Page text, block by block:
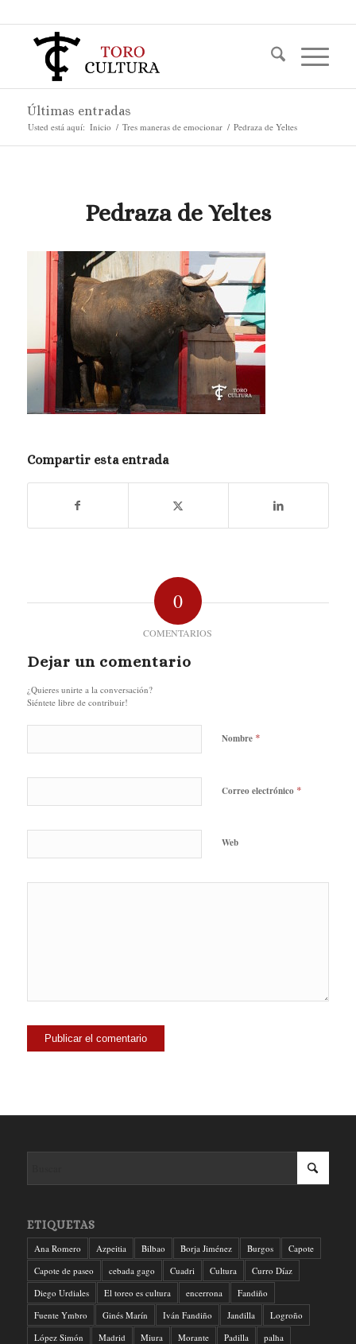
Últimas entradas
Usted está aquí: Inicio / Tres maneras de emocionar / Pedraza de Yeltes
Pedraza de Yeltes
Compartir esta entrada
0
COMENTARIOS
Dejar un comentario
¿Quieres unirte a la conversación?
Siéntete libre de contribuir!
Nombre *
Correo electrónico *
Web
ETIQUETAS
Ana Romero Azpeitia Bilbao Borja Jiménez Burgos
Capote
Capote de paseo
cebada gago Cuadri Cultura
Curro Díaz
Diego Urdiales
El toreo es cultura encerrona
Fandiño
Fuente Ymbro
Ginés Marín Iván Fandiño Jandilla
Logroño
López Simón
Madrid Miura Morante Padilla
palha